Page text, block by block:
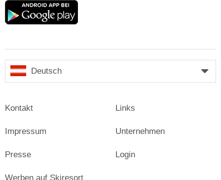
Google
Deutsch
Kontakt
Impressum
Presse
Links
Unternehmen
Login
Werben auf Skiresort